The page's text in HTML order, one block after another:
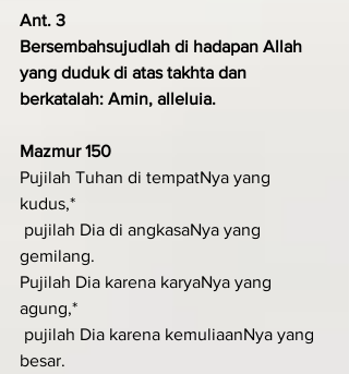
Ant. 3
Bersembahsujudlah di hadapan Allah
yang duduk di atas takhta dan
berkatalah: Amin, alleluia.
Mazmur 150
Pujilah Tuhan di tempatNya yang
kudus,*
gemilang.
Pujilah Dia karena karyaNya yang
agung,*
besar.